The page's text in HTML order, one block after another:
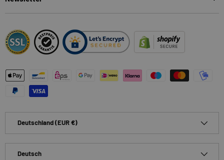
Zahlungsmethoden
Deutschland (EUR €)
Deutsch